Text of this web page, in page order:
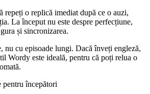
repeți o replică imediat după ce o auzi,
La început nu este despre perfecțiune,
și sincronizarea.
nu cu episoade lungi. Dacă înveți engleză,
Wordy este ideală, pentru că poți relua o
pentru începători